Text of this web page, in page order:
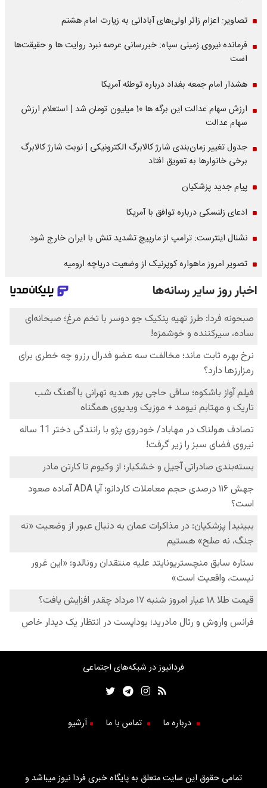
تصاویر: اعزام زائر اولی‌های آبادانی به زیارت امام هشتم
فرمانده نیروی زمینی سپاه: خبررسانی عرصه نبرد روایت ها و حقیقت‌ها
است
هشدار امام جمعه بغداد درباره توطئه آمریکا
ارزش سهام عدالت این برگه ها 10 میلیون تومان شد | استعلام ارزش
سهام عدالت
جدول تغییر زمان‌بندی شارژ کالابرگ الکترونیکی | نوبت شارژ کالابرگ
برخی خانوارها به تعویق افتاد
پیام جدید پزشکیان
ادعای زلنسکی درباره توافق با آمریکا
نشنال اینترست: ترامپ از مارپیچ تشدید تنش با ایران خارج شود
تصویر امروز ماهواره کوپرنیک از وضعیت دریاچه ارومیه
فردانیوز در شبکه‌های اجتماعی
درباره ما تماس با ما آرشیو
تمامی حقوق این سایت متعلق به پایگاه خبری فردا نیوز میباشد و